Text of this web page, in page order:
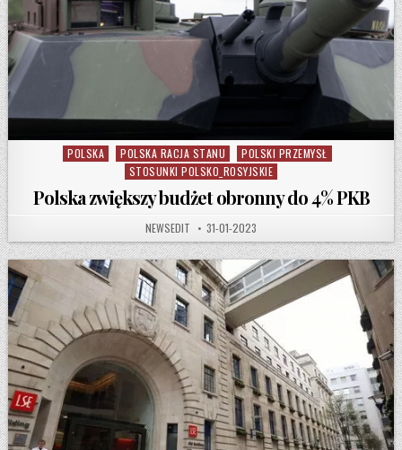
Posted in
POLSKA POLSKA RACJA STANU
POLSKI PRZEMYSŁ
STOSUNKI POLSKO_ROSYJSKIE
Polska zwiększy budżet obronny do 4% PKB
AUTHOR:
NEWSEDIT PUBLISHED DATE:
31-01-2023